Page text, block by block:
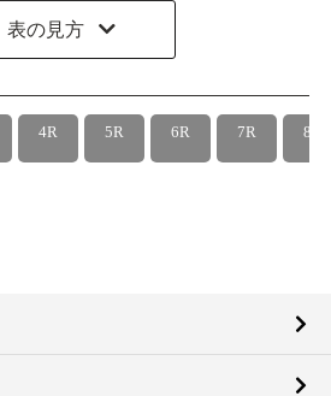
表の見方
4R 5R 6R 7R 8R